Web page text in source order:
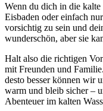
Wenn du dich in die
Eisbaden oder einfach
vorsichtig‌ zu sein und
wunderschön, aber sie
Halt ⁢also die richtigen
mit Freunden⁤ und
desto besser können wir
warm und bleib sicher⁢ –
Abenteuer⁢ im ​kalten